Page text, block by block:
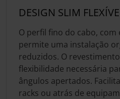
DESIGN SLIM
O perfil fino do cabo, com
permite uma instalação
reduzidos. O
flexibilidade necessária
ângulos apertados.
racks ou atrás de